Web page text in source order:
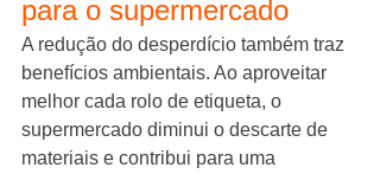
para o supermercado
A redução do desperdício também traz
benefícios ambientais. Ao aproveitar
melhor cada rolo de etiqueta, o
supermercado diminui o descarte de
materiais e contribui para uma